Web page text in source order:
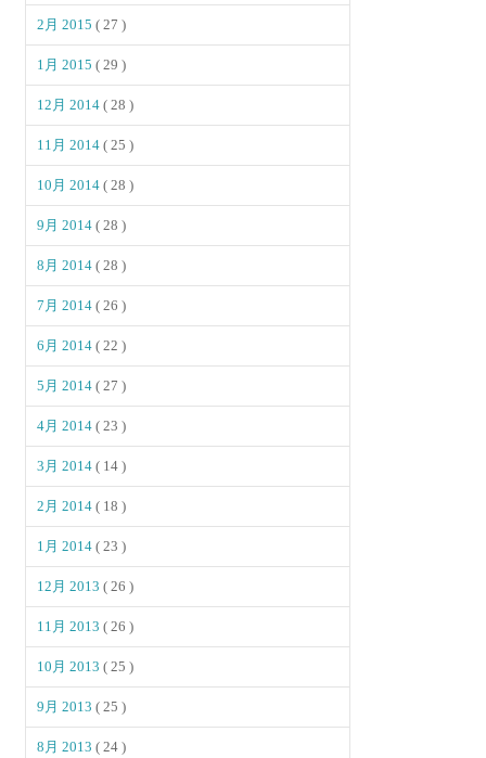
2月 2015( 27 )
1月 2015( 29 )
12月 2014( 28 )
11月 2014( 25 )
10月 2014( 28 )
9月 2014( 28 )
8月 2014( 28 )
7月 2014( 26 )
6月 2014( 22 )
5月 2014( 27 )
4月 2014( 23 )
3月 2014( 14 )
2月 2014( 18 )
1月 2014( 23 )
12月 2013( 26 )
11月 2013( 26 )
10月 2013( 25 )
9月 2013( 25 )
8月 2013( 24 )